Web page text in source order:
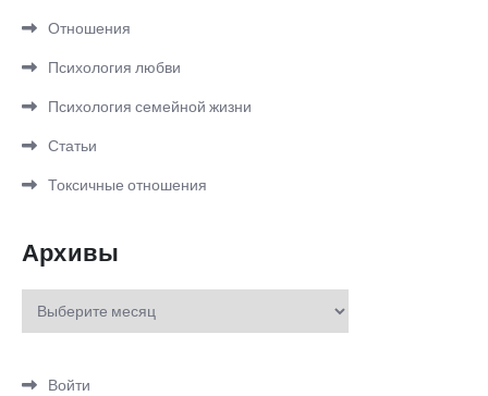
Отношения
Психология любви
Психология семейной жизни
Статьи
Токсичные отношения
Архивы
Архивы
Войти